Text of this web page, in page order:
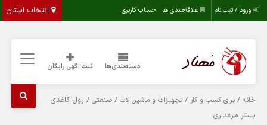
انتخاب استان ورود / ثبت نام علاقه‌مندی ها حساب کاربری
دسته‌بندی‌ها ثبت آگهی رایگان
خانه /برای کسب و کار /تجهیزات و ماشین‌آلات /صنعتی / رول کاغذی
بستر مرغداری